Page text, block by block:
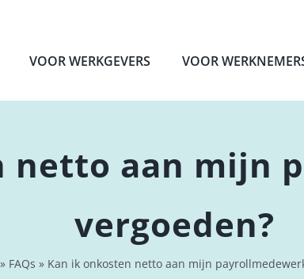
VOOR WERKGEVERS VOOR
netto aan mijn
vergoeden?
» FAQs » Kan ik onkosten netto aan mijn